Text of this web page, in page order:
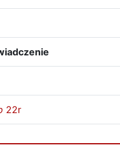
22r